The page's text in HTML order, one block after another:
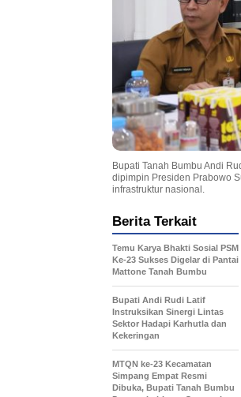
Bupati Tanah Bumbu Andi
dipimpin Presiden Prabowo
infrastruktur nasional.
Berita Terkait
Temu Karya Bhakti Sosial PSM
Ke-23 Sukses Digelar di Pantai
Mattone Tanah Bumbu
Bupati Andi Rudi Latif
Instruksikan Sinergi Lintas
Sektor Hadapi Karhutla dan
Kekeringan
MTQN ke-23 Kecamatan
Simpang Empat Resmi
Dibuka, Bupati Tanah Bumbu